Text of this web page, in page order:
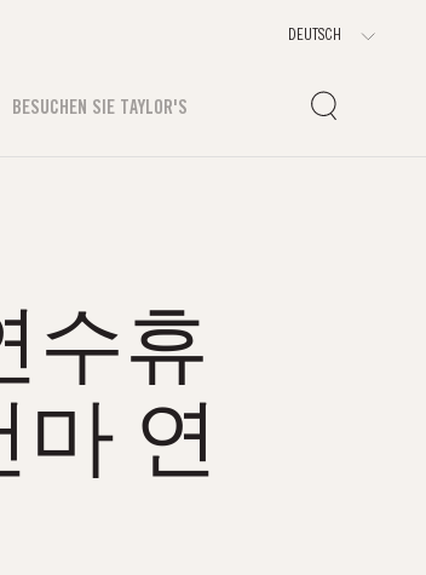
BESUCHEN SIE TAYLOR'S
수휴
연